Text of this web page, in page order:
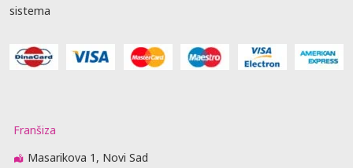
sistema
Franšiza
Masarikova 1, Novi Sad